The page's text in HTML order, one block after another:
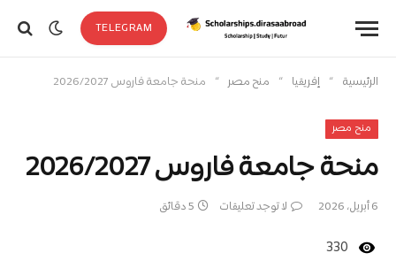
TELEGRAM
الرئيسية » إفريقيا » منح مصر » منحة جامعة فاروس 2026/2027
منح مصر
منحة جامعة فاروس 2026/2027
6 أبريل، 2026 لا توجد تعليقات 5 دقائق
330